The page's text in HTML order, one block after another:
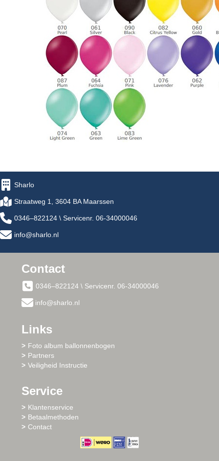
Sharlo
Straatweg 1, 3604 BA Maarssen
0346–822124 \ Servicenr. 06-34000046
info@sharlo.nl
Contact
0346–822124 \ Servicenr. 06-34000046
info@sharlo.nl
Links
Foto album ballonnenbogen
Partners
Veiligheid Instructie
Service
Klantenservice
Betaalmethoden
Contact